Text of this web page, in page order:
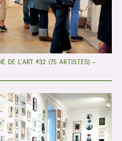
DE L’ART #32 (75 ARTISTES) –